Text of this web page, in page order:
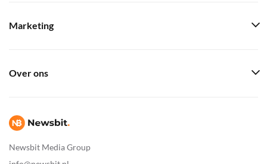
Newsbit Media Group
Marketing
Over ons